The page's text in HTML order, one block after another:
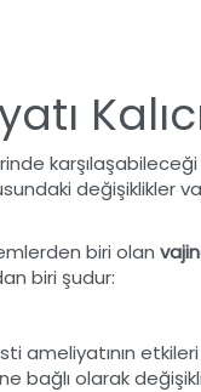
değişiklikler
biri olan
biri şudur:
ameliyatının
bağlı olarak